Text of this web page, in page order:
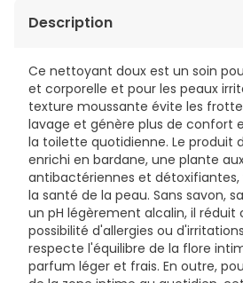
Description
Ce nettoyant doux est un soin
et corporelle et pour les peaux
texture moussante évite les
lavage et génère plus de confort
la toilette quotidienne. Le produit
enrichi en bardane, une plante
antibactériennes et
la santé de la peau. Sans savon,
un pH légèrement alcalin, il
possibilité d'allergies ou
respecte l'équilibre de la flore
parfum léger et frais. En outre,